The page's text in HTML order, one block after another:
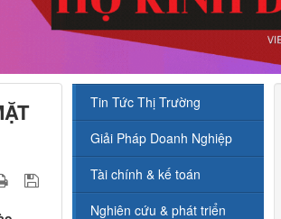
Tin Tức Thị Trường
Giải Pháp Doanh Nghiệp
Tài chính & kế toán
Nghiên cứu & phát triển